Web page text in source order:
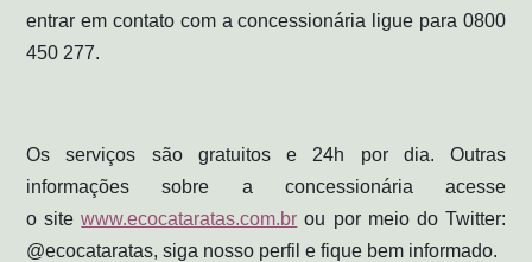
entrar em contato com a concessionária ligue para 0800
450 277.
Os serviços são gratuitos e 24h por dia. Outras
informações sobre a concessionária acesse
ositewww.ecocataratas.com.br ou por meio do Twitter:
@ecocataratas, siga nosso perfil e fique bem informado.